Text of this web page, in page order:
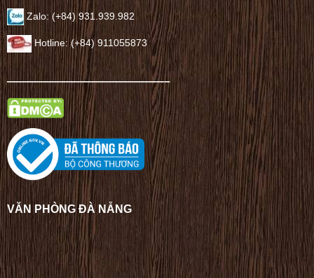
Zalo: (+84) 931.939.982
Hotline: (+84) 911055873
——————————————–
VĂN PHÒNG ĐÀ NẴNG